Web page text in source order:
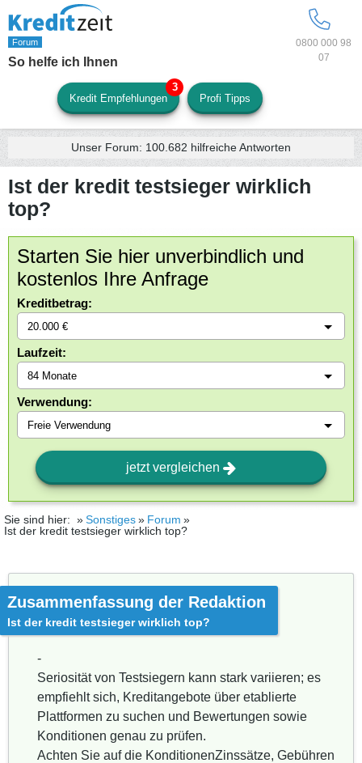
0800 000 98
07
So helfe ich Ihnen
Kredit Empfehlungen Profi Tipps
Unser Forum: 100.682 hilfreiche Antworten
Ist der kredit testsieger wirklich
top?
Starten Sie hier unverbindlich und
kostenlos Ihre Anfrage
Kreditbetrag:
Laufzeit:
Verwendung:
jetzt vergleichen
Sie sind hier: Sonstiges
Forum
Ist der kredit testsieger wirklich top?
Zusammenfassung der Redaktion
Ist der kredit testsieger wirklich top?
-
Seriosität von Testsiegern kann stark variieren; es
empfiehlt sich, Kreditangebote über etablierte
Plattformen zu suchen und Bewertungen sowie
Konditionen genau zu prüfen.
Achten Sie auf die KonditionenZinssätze, Gebühren